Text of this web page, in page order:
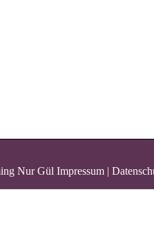
Nur Gül Impressum |